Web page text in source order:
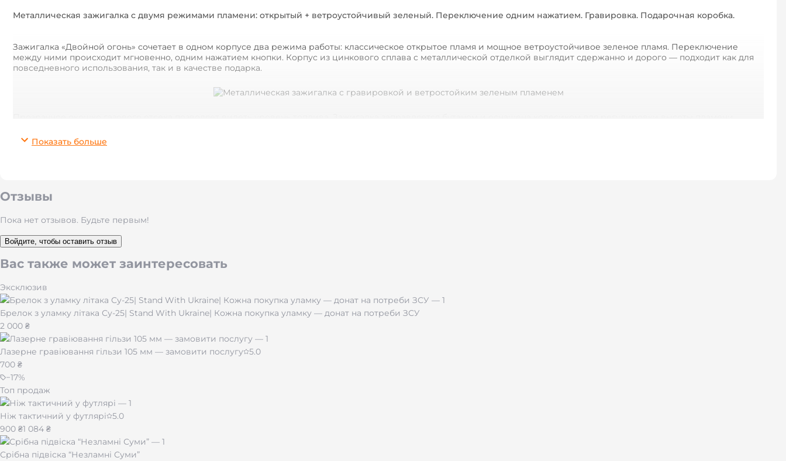
Металлическая зажигалка с двумя режимами пламени: открытый + ветроустойчивый зеленый. Переключение одним нажатием. Гравировка. Подарочная коробка.
Зажигалка «Двойной огонь» сочетает в одном корпусе два режима работы: классическое открытое пламя и мощное ветроустойчивое зеленое пламя. Переключение
между ними происходит мгновенно, одним нажатием кнопки. Корпус из цинкового сплава с металлической отделкой выглядит сдержанно и дорого — подходит как для
повседневного использования, так и в качестве подарка.
Металлический корпус из цинкового сплава
Регулировка высоты пламени (регулятор)
Электронный пьезозажигатель
Заправка бутаном через клапан снизу
Подарочная коробка в комплекте
4 варианта цвета: золотой, серебристый, хром-черный, матовый черный
Правила использования
Открытие крышки приводит к подаче газа — будьте осторожны.
После использования закройте крышку — это погасит пламя.
Не оставляйте крышку открытой без необходимости — это предотвращает утечку газа.
Показать больше
Отзывы
Пока нет отзывов. Будьте первым!
Войдите, чтобы оставить отзыв
Вас также может заинтересовать
Эксклюзив
Брелок з уламку літака Су-25| Stand With Ukraine| Кожна покупка уламку — донат на потреби ЗСУ
2 000 ₴
Лазерне гравіювання гільзи 105 мм — замовити послугу 5.0
700 ₴
−17%
Топ продаж
Ніж тактичний у футлярі
5.0
900 ₴1 084 ₴
Срібна підвіска “Незламні Суми”